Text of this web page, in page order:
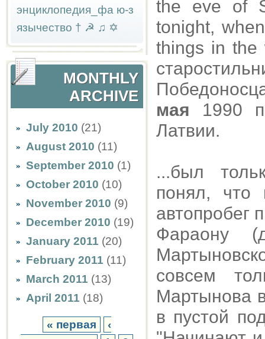
энциклопедия_фа ю-з
язычество † ☭ ♫ ✡
MONTHLY
ARCHIVE
July 2010 (21)
August 2010 (11)
September 2010 (1)
October 2010 (10)
November 2010 (9)
December 2010 (19)
January 2011 (20)
February 2011 (11)
March 2011 (13)
April 2011 (18)
« первая
‹
the eve of
tonight,
things in the
мая 1990
Латвии.
...был
понял, что
автопробег
Фараону
совсем
Мартынова
в пустой